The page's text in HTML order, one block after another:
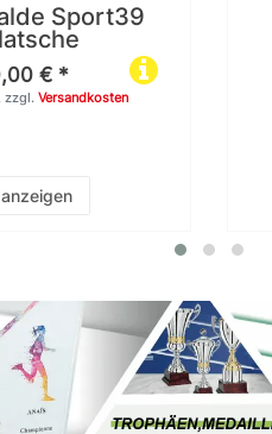
Sport39
€ *
zzgl. Versandkosten